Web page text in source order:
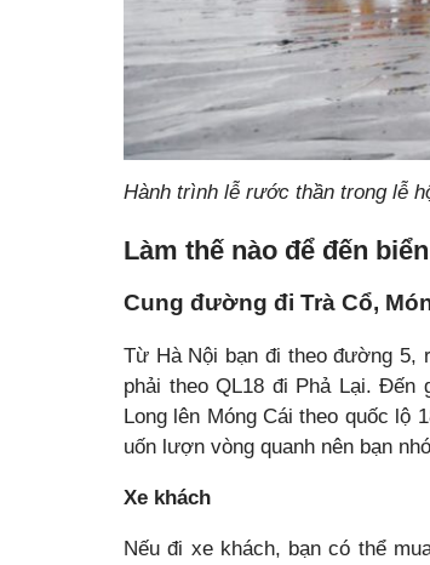
Hành trình lễ rước thần trong lễ
Làm thế nào để đến
Cung đường đi Trà Cổ,
Từ Hà Nội bạn đi theo đường 5,
phải theo QL18 đi Phả Lại.
Long lên Móng Cái theo quốc lộ
uốn lượn vòng quanh nên bạn
Xe khách
Nếu đi xe khách, bạn có thể